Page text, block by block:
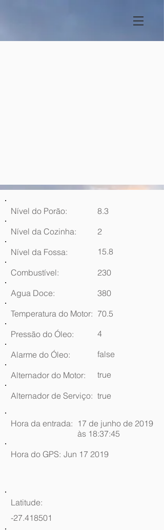
Nível do Porão:
8.3
Nível da Cozinha:
2
Nível da Fossa:
15.8
Combustível:
230
Agua Doce:
380
Temperatura do Motor: 70.5
Pressão do Óleo:
4
Alarme do Óleo: false
Alternador do Motor: true
Alternador de Serviço: true
Hora da entrada: 17 de junho de 2019
às 18:37:45
Hora do GPS: Jun 17 2019
Latitude:
-27.418501